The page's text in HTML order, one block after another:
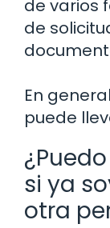
de varios
de
En
puede
si ya
otra